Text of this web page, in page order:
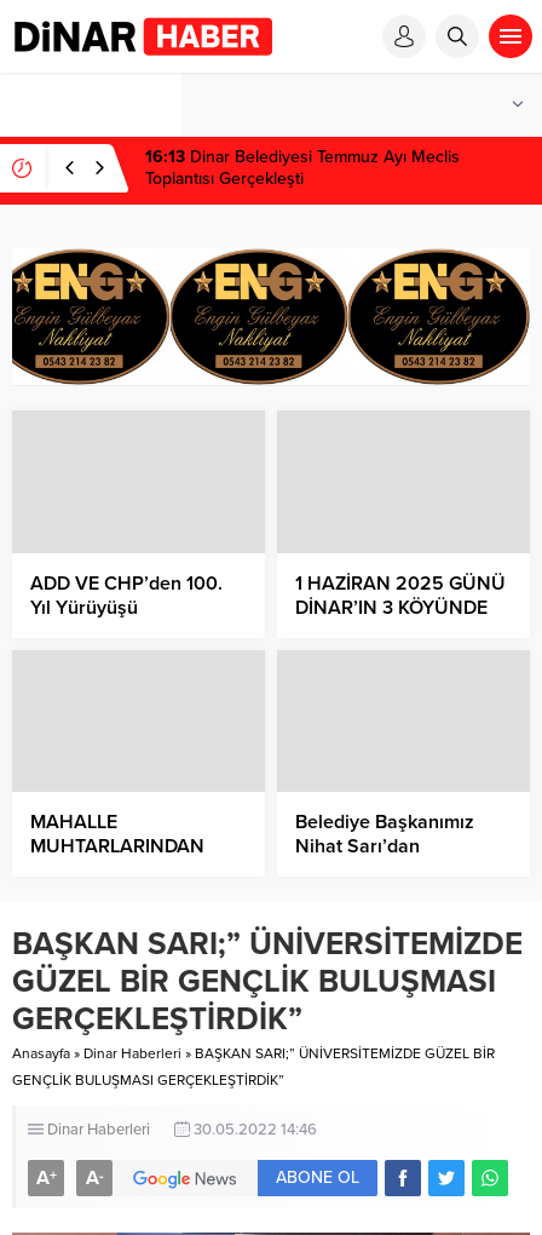
16:13 Dinar Belediyesi Temmuz Ayı Meclis
Toplantısı Gerçekleşti
ADD VE CHP’den 100.
Yıl Yürüyüşü
1 HAZİRAN 2025 GÜNÜ
DİNAR’IN 3 KÖYÜNDE
MAHALLE
MUHTARLARINDAN
Belediye Başkanımız
Nihat Sarı’dan
BAŞKAN SARI;” ÜNİVERSİTEMİZDE
GÜZEL BİR GENÇLİK BULUŞMASI
GERÇEKLEŞTİRDİK”
Anasayfa » Dinar Haberleri » BAŞKAN SARI;” ÜNİVERSİTEMİZDE GÜZEL BİR
GENÇLİK BULUŞMASI GERÇEKLEŞTİRDİK”
Dinar Haberleri 30.05.2022 14:46
A+ A- ABONE OL